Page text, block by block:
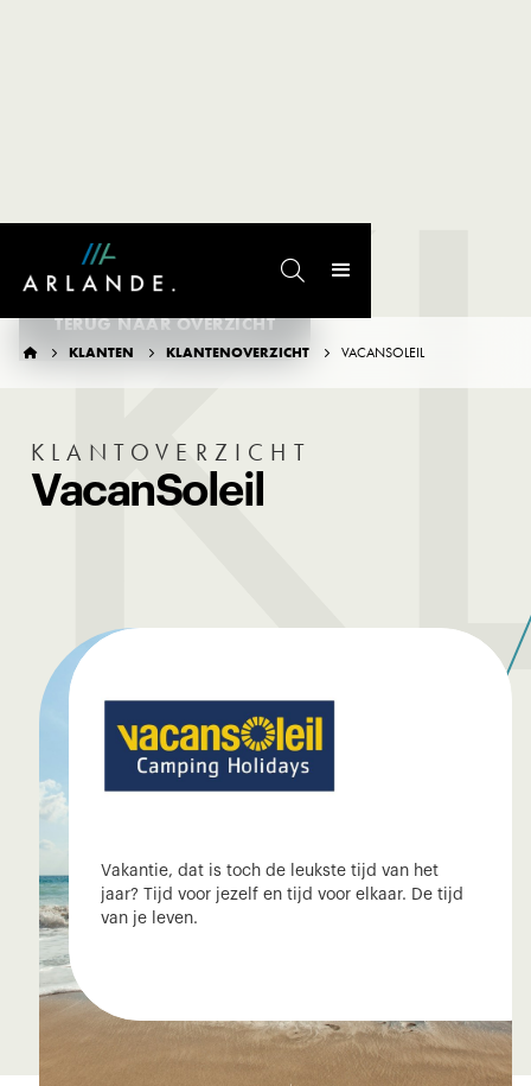

  KLANTEN  KLANTENOVERZICHT  VACANSOLEIL
TERUG NAAR OVERZICHT
KLANTOVERZICHT
VacanSoleil
Vakantie, dat is toch de leukste tijd van het
jaar? Tijd voor jezelf en tijd voor elkaar. De tijd
van je leven.